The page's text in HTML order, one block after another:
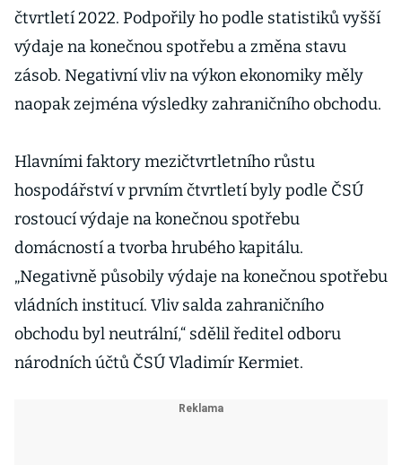
čtvrtletí 2022. Podpořily ho podle statistiků vyšší
výdaje na konečnou spotřebu a změna stavu
zásob. Negativní vliv na výkon ekonomiky měly
naopak zejména výsledky zahraničního obchodu.
Hlavními faktory mezičtvrtletního růstu
hospodářství v prvním čtvrtletí byly podle ČSÚ
rostoucí výdaje na konečnou spotřebu
domácností a tvorba hrubého kapitálu.
„Negativně působily výdaje na konečnou spotřebu
vládních institucí. Vliv salda zahraničního
obchodu byl neutrální,“ sdělil ředitel odboru
národních účtů ČSÚ Vladimír Kermiet.